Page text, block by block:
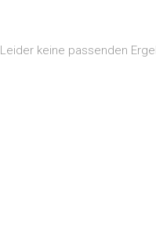
Leider keine passenden